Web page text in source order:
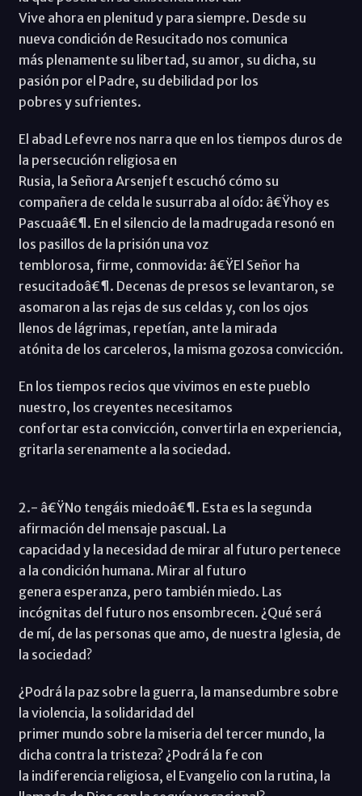
Vive ahora en plenitud y para siempre. Desde su
nueva condición de Resucitado nos comunica
más plenamente su libertad, su amor, su dicha, su
pasión por el Padre, su debilidad por los
pobres y sufrientes.
El abad Lefevre nos narra que en los tiempos duros de
la persecución religiosa en
Rusia, la Señora Arsenjeft escuchó cómo su
compañera de celda le susurraba al oído: â€Ÿhoy es
Pascuaâ€¶. En el silencio de la madrugada resonó en
los pasillos de la prisión una voz
temblorosa, firme, conmovida: â€ŸEl Señor ha
resucitadoâ€¶. Decenas de presos se levantaron, se
asomaron a las rejas de sus celdas y, con los ojos
llenos de lágrimas, repetían, ante la mirada
atónita de los carceleros, la misma gozosa convicción.
En los tiempos recios que vivimos en este pueblo
nuestro, los creyentes necesitamos
confortar esta convicción, convertirla en experiencia,
gritarla serenamente a la sociedad.
2.- â€ŸNo tengáis miedoâ€¶. Esta es la segunda
afirmación del mensaje pascual. La
capacidad y la necesidad de mirar al futuro pertenece
a la condición humana. Mirar al futuro
genera esperanza, pero también miedo. Las
incógnitas del futuro nos ensombrecen. ¿Qué será
de mí, de las personas que amo, de nuestra Iglesia, de
la sociedad?
¿Podrá la paz sobre la guerra, la mansedumbre sobre
la violencia, la solidaridad del
primer mundo sobre la miseria del tercer mundo, la
dicha contra la tristeza? ¿Podrá la fe con
la indiferencia religiosa, el Evangelio con la rutina, la